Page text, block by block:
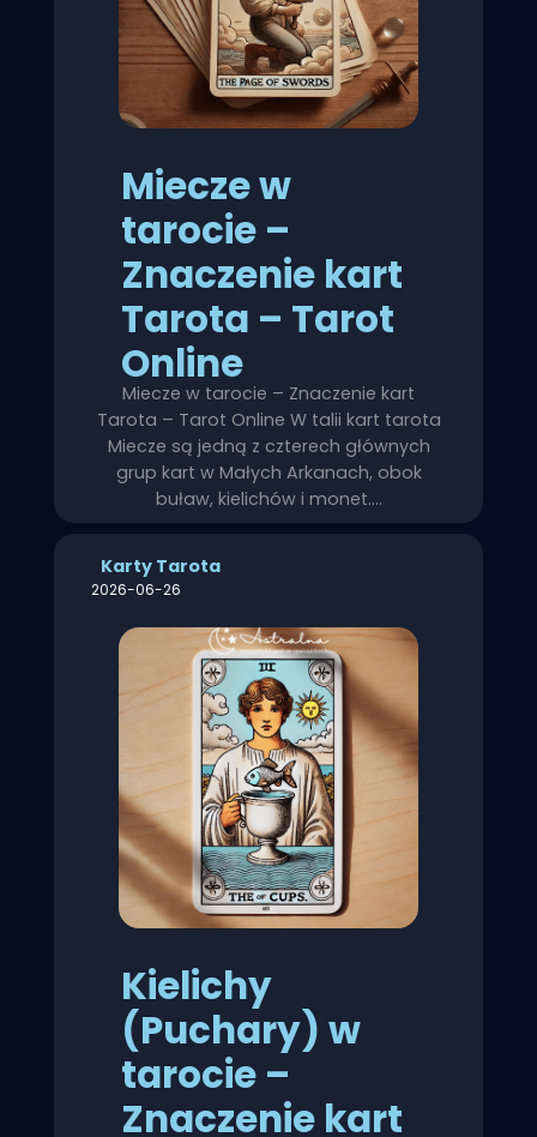
Miecze w
tarocie –
Znaczenie kart
Tarota – Tarot
Online
Miecze w tarocie – Znaczenie kart
Tarota – Tarot Online W talii kart tarota
Miecze są jedną z czterech głównych
grup kart w Małych Arkanach, obok
buław, kielichów i monet.…
Karty Tarota
2026-06-26
Kielichy
(Puchary) w
tarocie –
Znaczenie kart